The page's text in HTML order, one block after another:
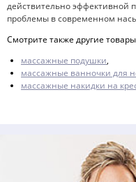
действительно эффективной
проблемы в современном
Смотрите также другие
массажные подушки,
массажные ванночки для
массажные накидки на